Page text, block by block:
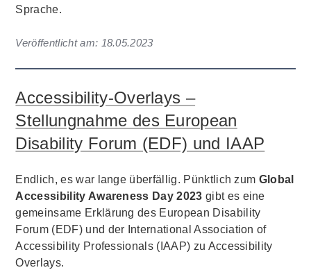
Sprache.
Veröffentlicht am: 18.05.2023
Accessibility-Overlays –
Stellungnahme des European
Disability Forum (EDF) und IAAP
Endlich, es war lange überfällig. Pünktlich zum Global
Accessibility Awareness Day 2023 gibt es eine
gemeinsame Erklärung des European Disability
Forum (EDF) und der International Association of
Accessibility Professionals (IAAP) zu Accessibility
Overlays.